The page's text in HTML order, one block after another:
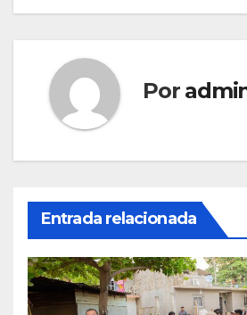
Por
Entrada relacionada